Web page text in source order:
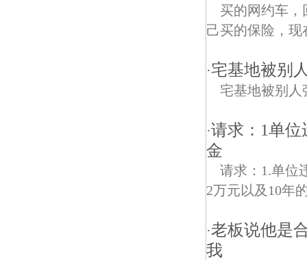
买的网约车，
己买的保险，
·宅基地被别
宅基地被别人
·请求：1单
金
请求：1.单位
2万元以及10
·老板说他是
我